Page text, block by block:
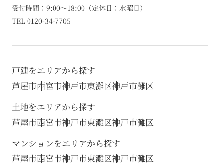
受付時間：9:00～18:00（定休日：水曜日）
TEL 0120-34-7705
戸建をエリアから探す
芦屋市西宮市神戸市東灘区神戸市灘区
土地をエリアから探す
芦屋市西宮市神戸市東灘区神戸市灘区
マンションをエリアから探す
芦屋市西宮市神戸市東灘区神戸市灘区